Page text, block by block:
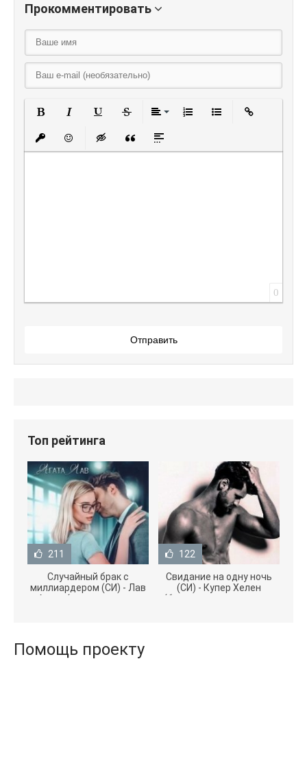
Прокомментировать
Вставить защищенную ссылку
Вставить смайлик
Вставка скрытого текста
Вставка цитаты
Вставка спойлера
0
Отправить
Топ рейтинга
211
Случайный брак с
миллиардером (СИ) - Лав
Агата (полная версия
122
Свидание на одну ночь
(СИ) - Купер Хелен
(бесплатные серии книг
Помощь проекту